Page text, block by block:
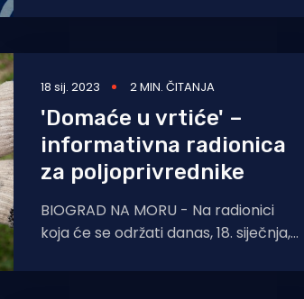
od strane nacista
18 sij. 2023 2 MIN. ČITANJA
'Domaće u vrtiće' –
informativna radionica
za poljoprivrednike
BIOGRAD NA MORU - Na radionici
koja će se održati danas, 18. siječnja,
uvođenju